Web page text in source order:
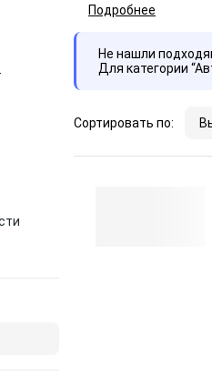
Подробнее
Не нашли
Для категории
Сортировать по: